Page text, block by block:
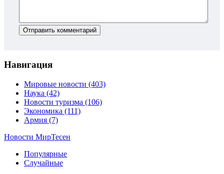
Отправить комментарий
Навигация
Мировые новости (403)
Наука (42)
Новости туризма (106)
Экономика (111)
Армия (7)
Новости МирТесен
Популярные
Случайные